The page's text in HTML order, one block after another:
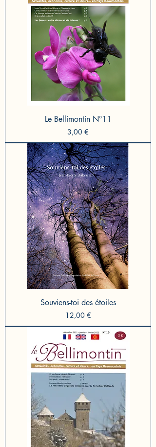
Le Bellimontin N°11
Prix
3,00 €
Souviens-toi des étoiles
Prix
12,00 €